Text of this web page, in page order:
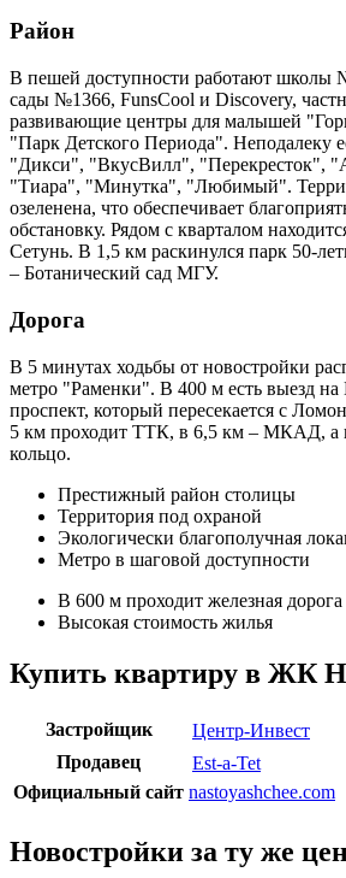
Район
В пешей доступности работают школы
сады №1366, FunsCool и Discovery,
развивающие центры для малышей
"Парк Детского Периода". Неподалеку
"Дикси", "ВкусВилл", "Перекресток",
"Тиара", "Минутка", "Любимый".
озеленена, что обеспечивает
обстановку. Рядом с кварталом
Сетунь. В 1,5 км раскинулся парк 50-
– Ботанический сад МГУ.
Дорога
В 5 минутах ходьбы от новостройки
метро "Раменки". В 400 м есть выезд
проспект, который пересекается с
5 км проходит ТТК, в 6,5 км – МКАД, а
кольцо.
Престижный район столицы
Территория под охраной
Экологически благополучная
Метро в шаговой доступности
В 600 м проходит железная
Высокая стоимость жилья
Купить квартиру в ЖК
Застройщик
Центр-Инвест
Продавец
Est-a-Tet
Официальный сайт nastoyashchee.com
Новостройки за ту же